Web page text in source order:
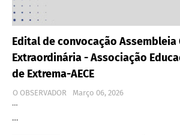
Edital de convocação Assembleia
Extraordinária - Associação
de Extrema-AECE
O OBSERVADOR
Março 06, 2026
…
…